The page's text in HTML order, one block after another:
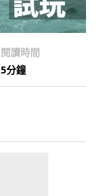
閱讀時間
5分鐘